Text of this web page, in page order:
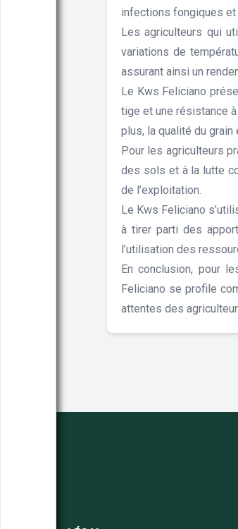
infections fongiques et
Les agriculteurs qui
variations de
assurant ainsi un
Le Kws Feliciano
tige et une résistance
plus, la qualité du
Pour les agriculteurs
des sols et à la lutte
de l’exploitation.
Le Kws Feliciano
à tirer parti des
l’utilisation des
En conclusion, pour
Feliciano se profile
attentes des